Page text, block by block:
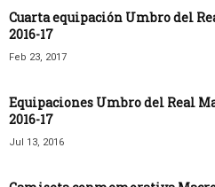
Cuarta equipación Umbro del
2016-17
Feb 23, 2017
Equipaciones Umbro del Real
2016-17
Jul 13, 2016